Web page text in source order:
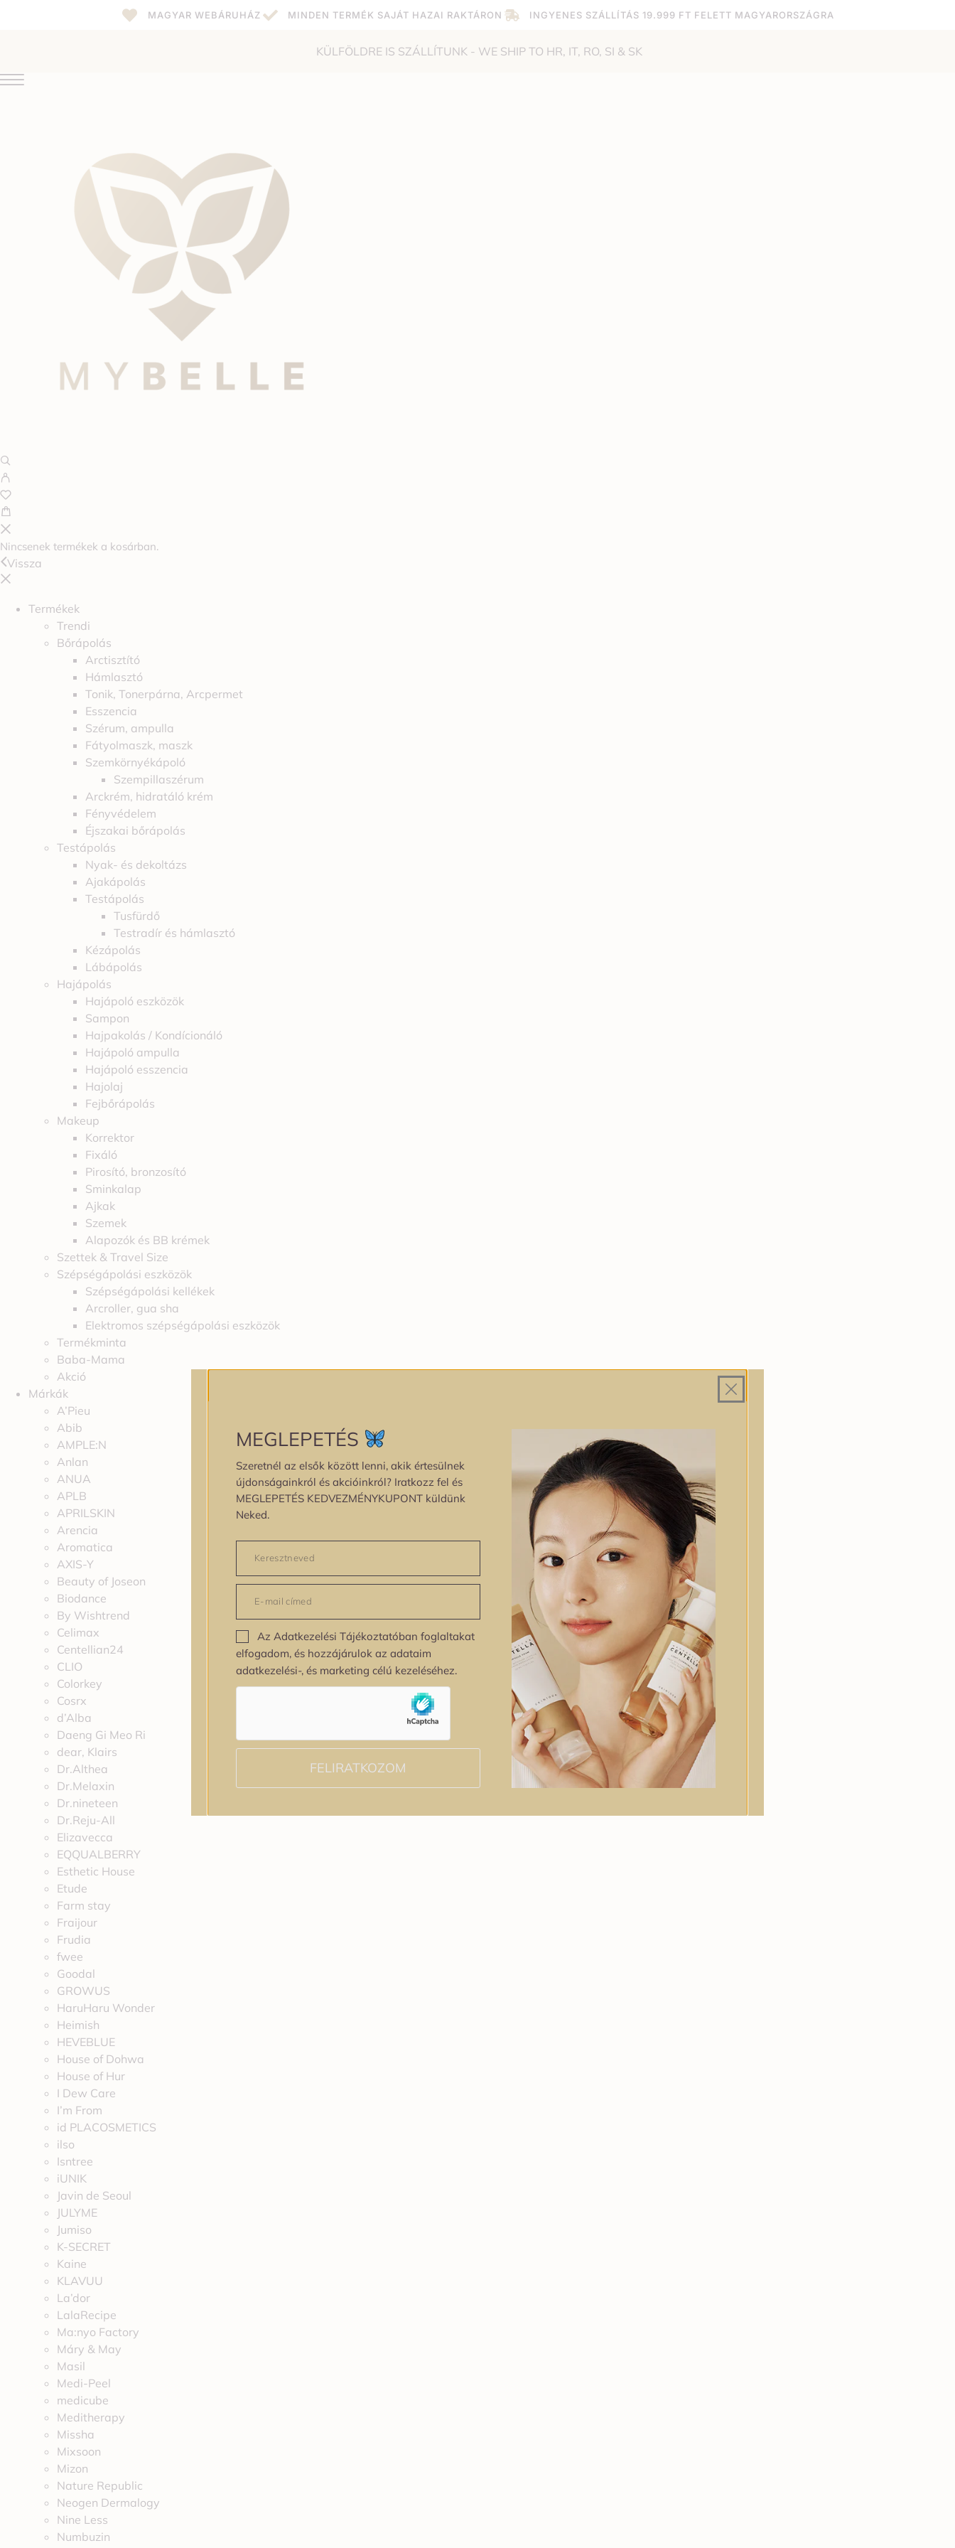
MAGYAR WEBÁRUHÁZ MINDEN TERMÉK SAJÁT HAZAI RAKTÁRON INGYENES SZÁLLÍTÁS 19.999 FT FELETT MAGYARORSZÁGRA
KÜLFÖLDRE IS SZÁLLÍTUNK - WE SHIP TO HR, IT, RO, SI & SK
Nincsenek termékek a kosárban.
Vissza
Termékek
Trendi
Bőrápolás
Arctisztító
Hámlasztó
Tonik, Tonerpárna, Arcpermet
Esszencia
Szérum, ampulla
Fátyolmaszk, maszk
Szemkörnyékápoló
Szempillaszérum
Arckrém, hidratáló krém
Fényvédelem
Éjszakai bőrápolás
Testápolás
Nyak- és dekoltázs
Ajakápolás
Testápolás
Tusfürdő
Testradír és hámlasztó
Kézápolás
Lábápolás
Hajápolás
Hajápoló eszközök
Sampon
Hajpakolás / Kondícionáló
Hajápoló ampulla
Hajápoló esszencia
Hajolaj
Fejbőrápolás
Makeup
Korrektor
Fixáló
Pirosító, bronzosító
Sminkalap
Ajkak
Szemek
Alapozók és BB krémek
Szettek & Travel Size
Szépségápolási eszközök
Szépségápolási kellékek
Arcroller, gua sha
Elektromos szépségápolási eszközök
Termékminta
Baba-Mama
Akció
Márkák
A’Pieu
Abib
AMPLE:N
Anlan
ANUA
APLB
APRILSKIN
Arencia
Aromatica
AXIS-Y
Beauty of Joseon
Biodance
By Wishtrend
Celimax
Centellian24
CLIO
Colorkey
Cosrx
d’Alba
Daeng Gi Meo Ri
dear, Klairs
Dr.Althea
Dr.Melaxin
Dr.nineteen
Dr.Reju-All
Elizavecca
EQQUALBERRY
Esthetic House
Etude
Farm stay
Fraijour
Frudia
fwee
Goodal
GROWUS
HaruHaru Wonder
Heimish
HEVEBLUE
House of Dohwa
House of Hur
I Dew Care
I’m From
id PLACOSMETICS
ilso
Isntree
iUNIK
Javin de Seoul
JULYME
Jumiso
K-SECRET
Kaine
KLAVUU
La’dor
LalaRecipe
Ma:nyo Factory
Máry & May
Masil
Medi-Peel
medicube
Meditherapy
Missha
Mixsoon
Mizon
Nature Republic
Neogen Dermalogy
Nine Less
Numbuzin
MEGLEPETÉS
Szeretnél az elsők között lenni, akik értesülnek
újdonságainkról és akcióinkról? Iratkozz fel és
MEGLEPETÉS KEDVEZMÉNYKUPONT küldünk
Neked.
Az Adatkezelési Tájékoztatóban foglaltakat
elfogadom, és hozzájárulok az adataim
adatkezelési-, és marketing célú kezeléséhez.
FELIRATKOZOM